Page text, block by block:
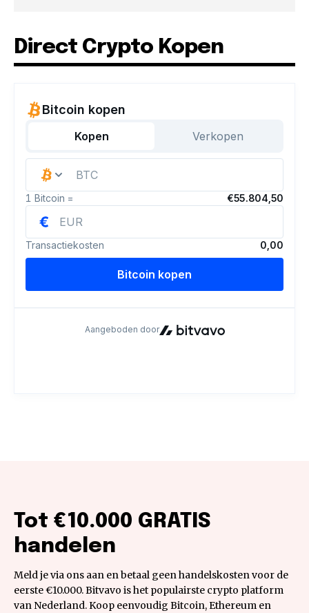
Direct Crypto Kopen
Tot €10.000 GRATIS
handelen
Meld je via ons aan en betaal geen handelskosten voor de
eerste €10.000. Bitvavo is het populairste crypto platform
van Nederland. Koop eenvoudig Bitcoin, Ethereum en